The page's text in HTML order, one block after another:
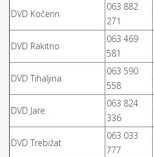
DVD Kočerin
063 882
271
DVD Rakitno
063 469
581
DVD Tihaljina
063 590
558
DVD Jare
063 824
336
DVD Trebižat
063 033
777